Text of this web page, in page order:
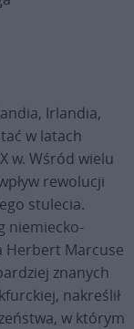
Irlandia,
w latach
w. Wśród wielu
rewolucji
stulecia.
niemiecko-
Herbert Marcuse
znanych
nakreślił
w którym